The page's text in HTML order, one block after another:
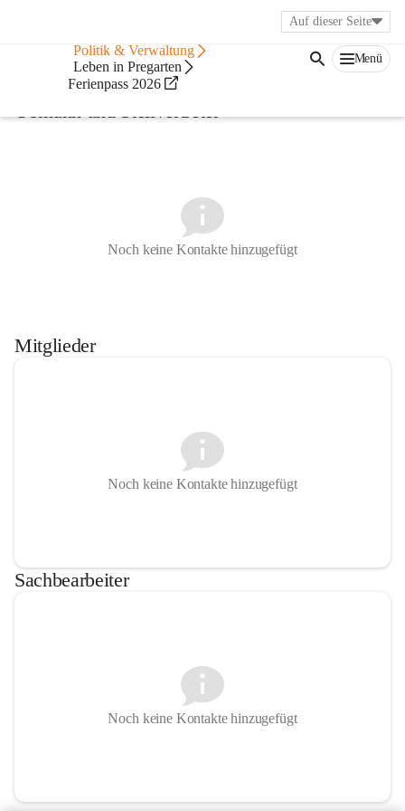
Politik & Verwaltung
Leben in Pregarten
Ferienpass 2026
Menü
Auf dieser Seite
Prüfungsausschuss
Obmann und Stellvertreter
Noch keine Kontakte hinzugefügt
Mitglieder
Noch keine Kontakte hinzugefügt
Sachbearbeiter
Noch keine Kontakte hinzugefügt